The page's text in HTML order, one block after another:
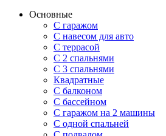
Основные
С гаражом
С навесом для авто
С террасой
С 2 спальнями
С 3 спальнями
Квадратные
С балконом
С бассейном
С гаражом на 2 машины
С одной спальней